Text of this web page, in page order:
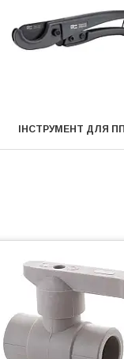
ІНСТРУМЕНТ ДЛЯ